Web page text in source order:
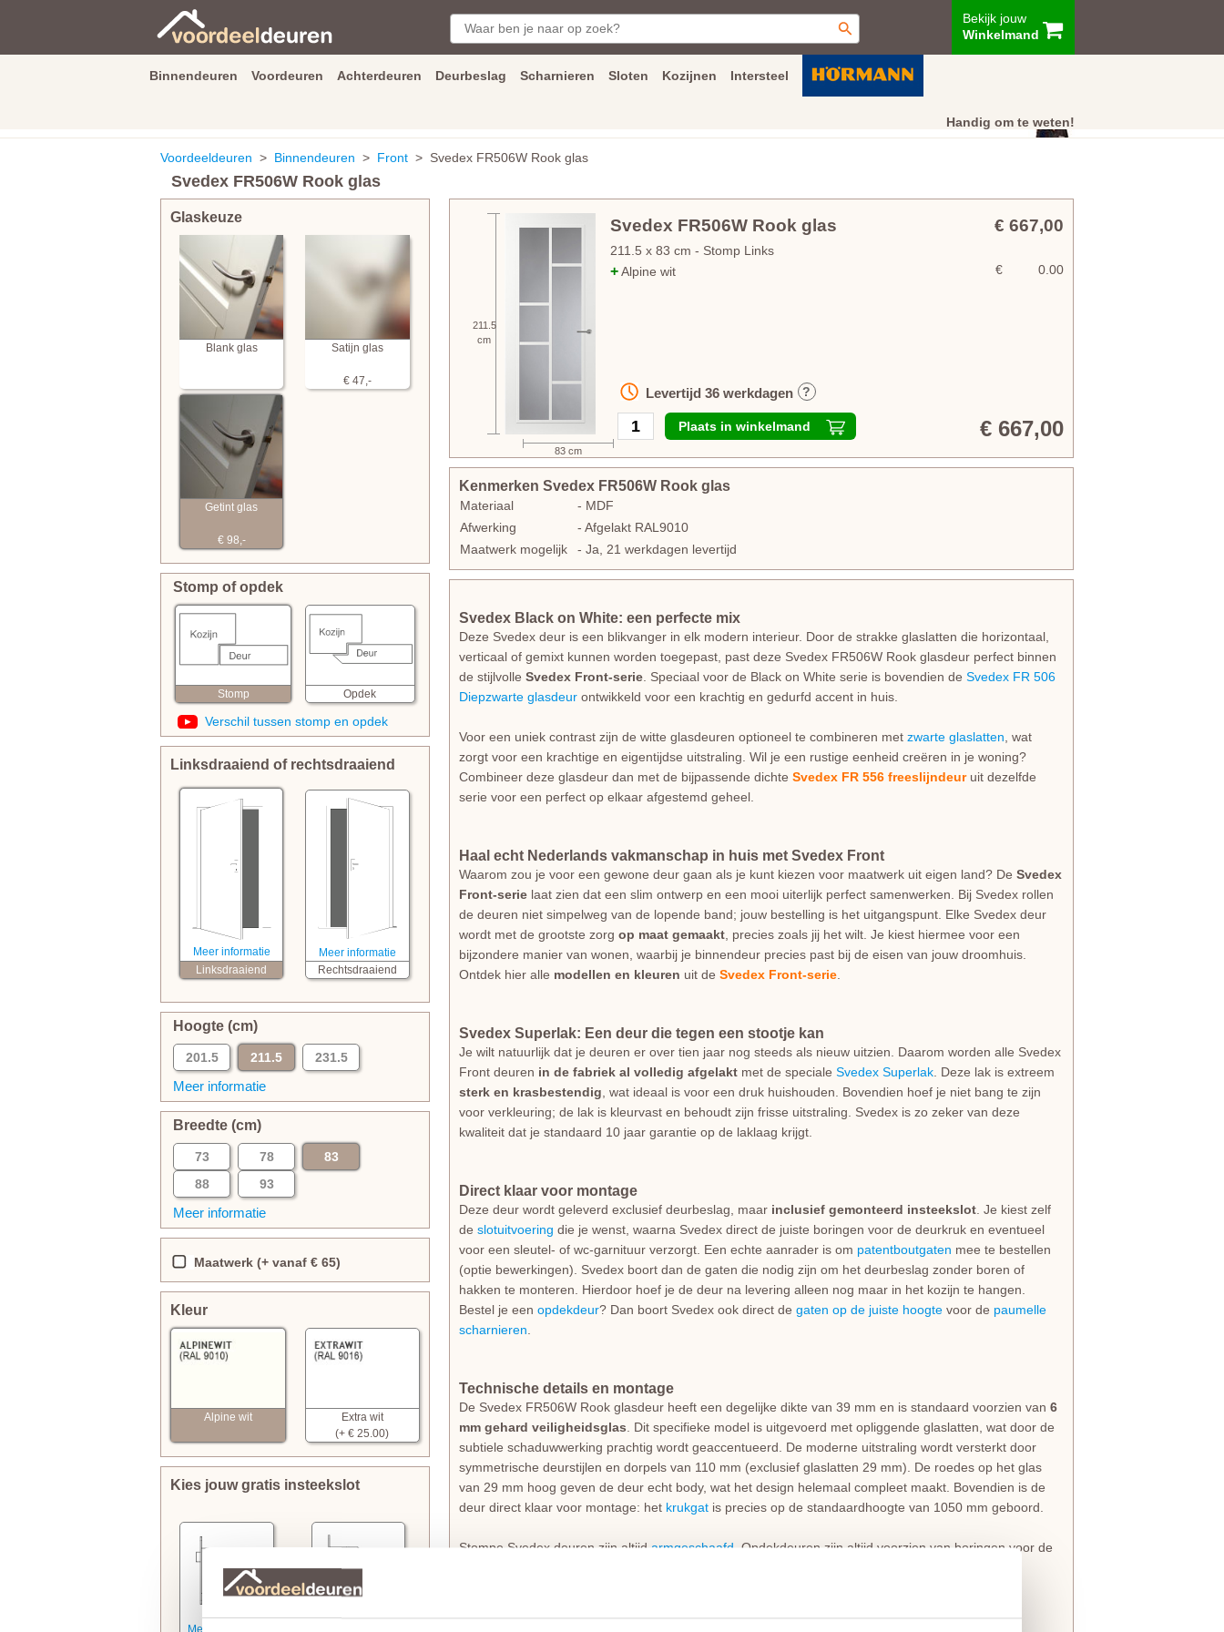
Bekijk jouw
Winkelmand
Binnendeuren Voordeuren Achterdeuren Deurbeslag Scharnieren Sloten Kozijnen Intersteel
Handig om te weten!
Klantenservice
Voordeeldeuren > Binnendeuren > Front > Svedex FR506W Rook glas
Svedex FR506W Rook glas
Glaskeuze
Blank glas Satijn glas
€ 47,-
Getint glas
€ 98,-
Stomp of opdek
Stomp Opdek
Verschil tussen stomp en opdek
Linksdraaiend of rechtsdraaiend
Meer informatie
Linksdraaiend
Meer informatie
Rechtsdraaiend
Hoogte (cm)
201.5 211.5
231.5
Meer informatie
Breedte (cm)
73 78
83
88
93
Meer informatie
Maatwerk (+ vanaf € 65)
Kleur
Alpine wit
Extra wit
(+ € 25.00)
Kies jouw gratis insteekslot
Meer informatie
211.5
cm
Svedex FR506W Rook glas € 667,00
211.5 x 83 cm - Stomp Links
+Alpine wit 0.00
€
Plaats in winkelmand
Levertijd 36werkdagen ?
€ 667,00
83 cm
Kenmerken Svedex FR506W Rook glas
Materiaal
- MDF
Afwerking
- Afgelakt RAL9010
Maatwerk mogelijk
- Ja, 21 werkdagen levertijd
Svedex Black on White: een perfecte mix
Deze Svedex deur is een blikvanger in elk modern interieur. Door de strakke glaslatten die horizontaal,
verticaal of gemixt kunnen worden toegepast, past deze Svedex FR506W Rook glasdeur perfect binnen
de stijlvolle Svedex Front-serie . Speciaal voor de Black on White serie is bovendien de Svedex FR 506
Diepzwarte glasdeur ontwikkeld voor een krachtig en gedurfd accent in huis.
Voor een uniek contrast zijn de witte glasdeuren optioneel te combineren met zwarte glaslatten , wat
zorgt voor een krachtige en eigentijdse uitstraling. Wil je een rustige eenheid creëren in je woning?
Combineer deze glasdeur dan met de bijpassende dichte Svedex FR 556 freeslijndeuruit dezelfde
serie voor een perfect op elkaar afgestemd geheel.
Haal echt Nederlands vakmanschap in huis met Svedex Front
Waarom zou je voor een gewone deur gaan als je kunt kiezen voor maatwerk uit eigen land? De Svedex
Front-serie laat zien dat een slim ontwerp en een mooi uiterlijk perfect samenwerken. Bij Svedex rollen
de deuren niet simpelweg van de lopende band; jouw bestelling is het uitgangspunt. Elke Svedex deur
wordt met de grootste zorg op maat gemaakt , precies zoals jij het wilt. Je kiest hiermee voor een
bijzondere manier van wonen, waarbij je binnendeur precies past bij de eisen van jouw droomhuis.
Ontdek hier alle modellen en kleuren uit de Svedex Front-serie
Svedex Superlak: Een deur die tegen een stootje kan
Je wilt natuurlijk dat je deuren er over tien jaar nog steeds als nieuw uitzien. Daarom worden alle Svedex
Front deuren in de fabriek al volledig afgelakt met de speciale Svedex Superlak . Deze lak is extreem
sterk en krasbestendig , wat ideaal is voor een druk huishouden. Bovendien hoef je niet bang te zijn
voor verkleuring; de lak is kleurvast en behoudt zijn frisse uitstraling. Svedex is zo zeker van deze
kwaliteit dat je standaard 10 jaar garantie op de laklaag krijgt.
Direct klaar voor montage
Deze deur wordt geleverd exclusief deurbeslag, maar inclusief gemonteerd insteekslot . Je kiest zelf
de slotuitvoering die je wenst, waarna Svedex direct de juiste boringen voor de deurkruk en eventueel
voor een sleutel- of wc-garnituur verzorgt. Een echte aanrader is om patentboutgaten mee te bestellen
(optie bewerkingen). Svedex boort dan de gaten die nodig zijn om het deurbeslag zonder boren of
hakken te monteren. Hierdoor hoef je de deur na levering alleen nog maar in het kozijn te hangen.
Bestel je een opdekdeur? Dan boort Svedex ook direct de gaten op de juiste hoogte voor de paumelle
scharnieren
Technische details en montage
De Svedex FR506W Rook glasdeur heeft een degelijke dikte van 39 mm en is standaard voorzien van 6
mm gehard veiligheidsglas . Dit specifieke model is uitgevoerd met opliggende glaslatten, wat door de
subtiele schaduwwerking prachtig wordt geaccentueerd. De moderne uitstraling wordt versterkt door
symmetrische deurstijlen en dorpels van 110 mm (exclusief glaslatten 29 mm). De roedes op het glas
van 29 mm hoog geven de deur echt body, wat het design helemaal compleet maakt. Bovendien is de
deur direct klaar voor montage: het krukgat is precies op de standaardhoogte van 1050 mm geboord.
Stompe Svedex deuren zijn altijd armgeschaafd . Opdekdeuren zijn altijd voorzien van boringen voor de